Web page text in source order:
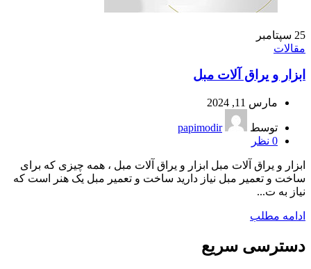
25 سپتامبر
مقالات
ابزار و یراق آلات مبل
مارس 11, 2024
توسط
papimodir
0 نظر
ابزار و یراق آلات مبل ابزار و یراق آلات مبل ، همه چیزی که برای
ساخت و تعمیر مبل نیاز دارید ساخت و تعمیر مبل یک هنر است که
نیاز به ت...
ادامه مطلب
دسترسی سریع